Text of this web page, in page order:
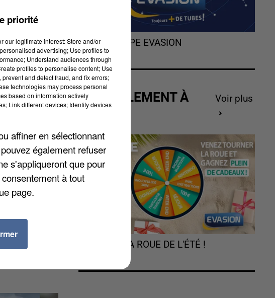
habitants ?
de l’École
de
L'HOROSCOPE EVASION
ACTUELLEMENT À
GAGNER
Voir plus
TOURNEZ LA ROUE DE L'ÉTÉ !
priorité
our legitimate interest: Store and/or
advertising; Use profiles to
Understand audiences through
profiles to personalise content; Use
and detect fraud, and fix errors;
technologies may process personal
based on information actively
Link different devices; Identify devices
affiner en sélectionnant
également refuser
s'appliqueront que pour
à tout
page.